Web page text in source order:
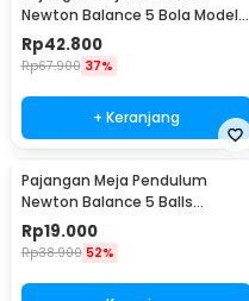
Newton Balance 5 Bola Model
Arched M - ZY02
Rp42.800
Rp67.900 37%
+ Keranjang
Pajangan Meja Pendulum
Newton Balance 5 Balls
Stainless Steel Model T S -
LX013
Rp19.000
Rp38.900 52%